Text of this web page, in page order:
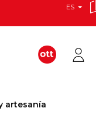
ES
artesanía